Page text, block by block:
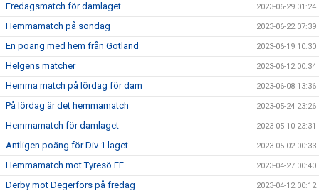
Fredagsmatch för damlaget 2023-06-29 01:24
Hemmamatch på söndag 2023-06-22 07:39
En poäng med hem från Gotland 2023-06-19 10:30
Helgens matcher 2023-06-12 00:34
Hemma match på lördag för dam 2023-06-08 13:36
På lördag är det hemmamatch 2023-05-24 23:26
Hemmamatch för damlaget 2023-05-10 23:31
Äntligen poäng för Div 1 laget 2023-05-02 00:33
Hemmamatch mot Tyresö FF 2023-04-27 00:40
Derby mot Degerfors på fredag 2023-04-12 00:12